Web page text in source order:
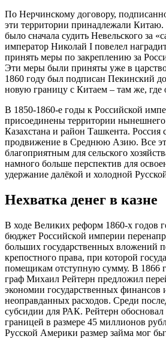
По Нерчинскому договору,
эти территории принадлежали Китаю.
было сначала судить Невельского за
император Николай I повелел
принять меры по закреплению за
Эти меры были приняты уже в
1860 году был подписан Пекинский
новую границу с Китаем – там же, где
В 1850-1860-е годы к Российской
присоединены территории
Казахстана и район Ташкента. Россия
продвижение в Среднюю Азию. Все
благоприятным для сельского
намного больше перспектив для
удержание далёкой и холодной
Нехватка денег в казне
В ходе Великих реформ 1860-х годов
бюджет Российской империи
больших государственных вложений
крепостного права, при которой
помещикам отступную сумму. В 1866
граф Михаил Рейтерн предложил
экономии государственных финансов
неоправданных расходов. Среди
субсидии для РАК. Рейтерн обосновал
границей в размере 45 миллионов
Русской Америки размер займа мог